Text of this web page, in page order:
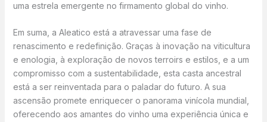
uma estrela emergente no firmamento global do vinho.
Em suma, a Aleatico está a atravessar uma fase de
renascimento e redefinição. Graças à inovação na viticultura
e enologia, à exploração de novos terroirs e estilos, e a um
compromisso com a sustentabilidade, esta casta ancestral
está a ser reinventada para o paladar do futuro. A sua
ascensão promete enriquecer o panorama vinícola mundial,
oferecendo aos amantes do vinho uma experiência única e